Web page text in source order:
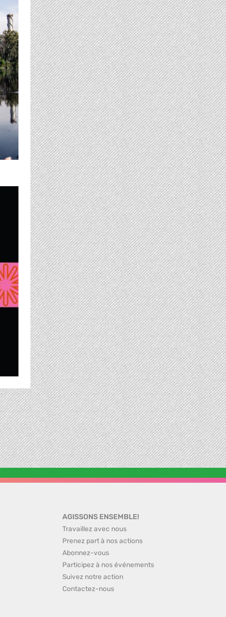
AGISSONS ENSEMBLE!
Travaillez avec nous
Prenez part à nos actions
Abonnez-vous
Participez à nos événements
Suivez notre action
Contactez-nous